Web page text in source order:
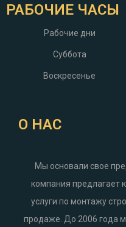
РАБОЧИЕ ЧАСЫ
Рабочие дни
Суббота
Воскресенье
О НАС
Мы основали свое
компания предлагает
услуги по монтажу
продаже. До 2006 года